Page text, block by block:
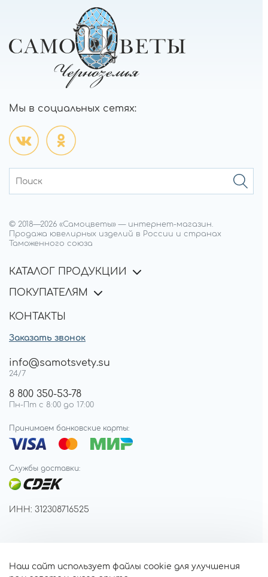
Мы в социальных сетях:
© 2018—2026 «Самоцветы» — интернет-магазин.
Продажа ювелирных изделий в России и странах
Таможенного союза
КАТАЛОГ ПРОДУКЦИИ
ПОКУПАТЕЛЯМ
КОНТАКТЫ
Заказать звонок
info@samotsvety.su
24/7
8 800 350-53-78
Пн-Пт с 8:00 до 17:00
Принимаем банковские карты:
Службы доставки:
ИНН: 312308716525
Наш сайт использует файлы cookie для улучшения